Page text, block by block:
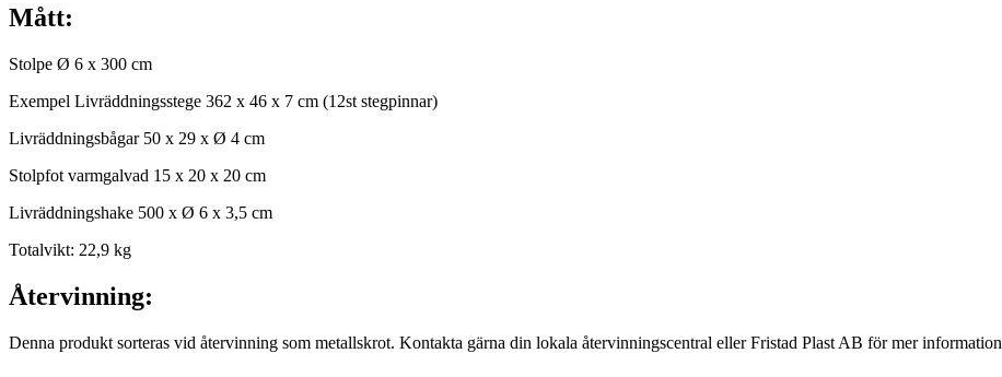
Mått:
Stolpe Ø 6 x 300 cm
Exempel Livräddningsstege 362 x 46 x 7 cm (12st stegpinnar)
Livräddningsbågar 50 x 29 x Ø 4 cm
Stolpfot varmgalvad 15 x 20 x 20 cm
Livräddningshake 500 x Ø 6 x 3,5 cm
Totalvikt: 22,9 kg
Återvinning:
Denna produkt sorteras vid återvinning som metallskrot. Kontakta gärna din lokala återvinningscentral eller Fristad Plast AB för mer